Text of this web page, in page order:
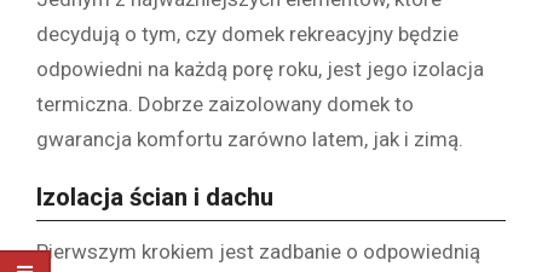
decydują o tym, czy domek rekreacyjny będzie
odpowiedni na każdą porę roku, jest jego izolacja
termiczna. Dobrze zaizolowany domek to
gwarancja komfortu zarówno latem, jak i zimą.
Izolacja ścian i dachu
Pierwszym krokiem jest zadbanie o odpowiednią